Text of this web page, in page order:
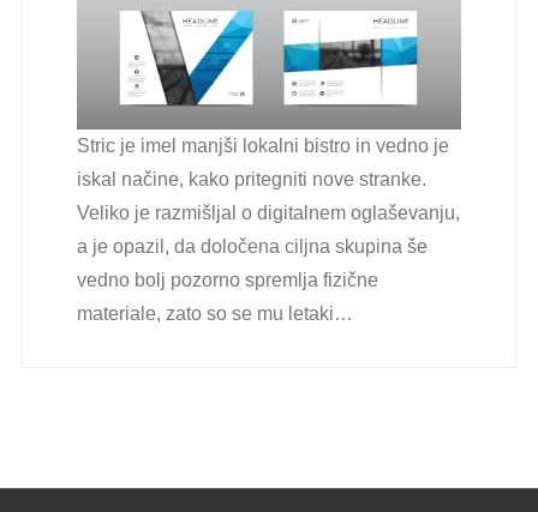
Stric je imel manjši lokalni bistro in vedno je
iskal načine, kako pritegniti nove stranke.
Veliko je razmišljal o digitalnem oglaševanju,
a je opazil, da določena ciljna skupina še
vedno bolj pozorno spremlja fizične
materiale, zato so se mu letaki…